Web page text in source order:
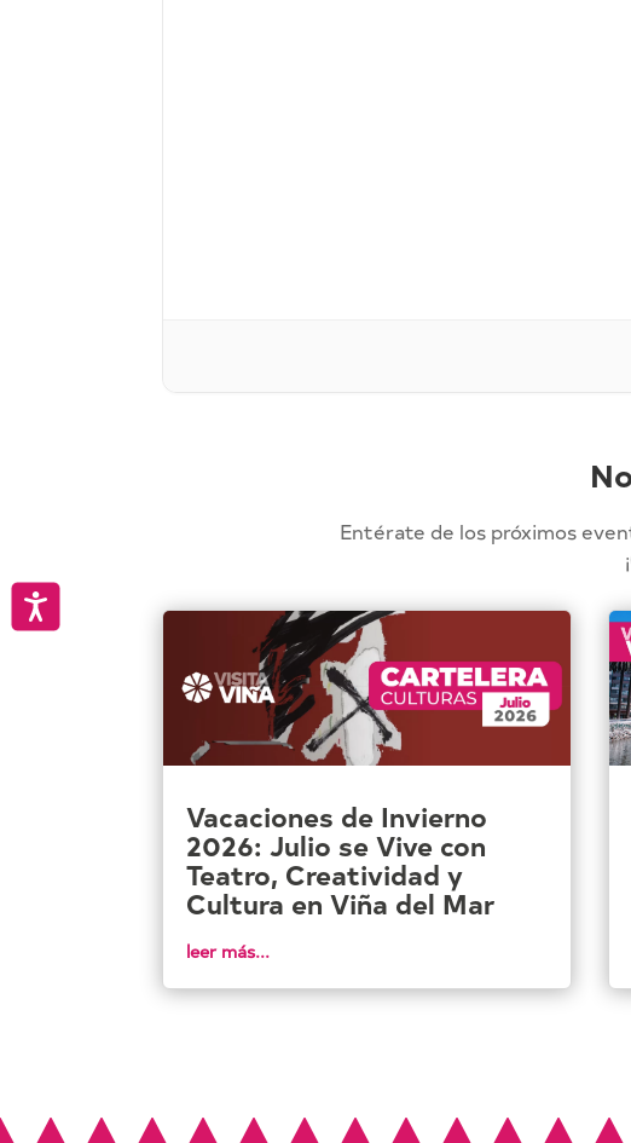
Entérate de los próximos
Vacaciones de Invierno
2026: Julio se Vive con
Teatro, Creatividad y
Cultura en Viña del Mar
leer más...